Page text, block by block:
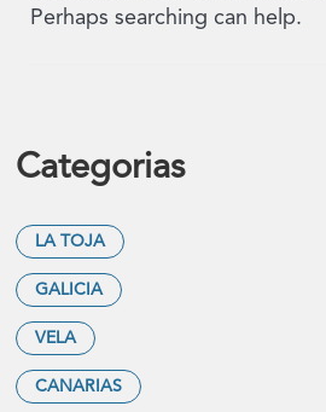
Perhaps searching can help.
Categorias
LA TOJA
GALICIA
VELA
CANARIAS